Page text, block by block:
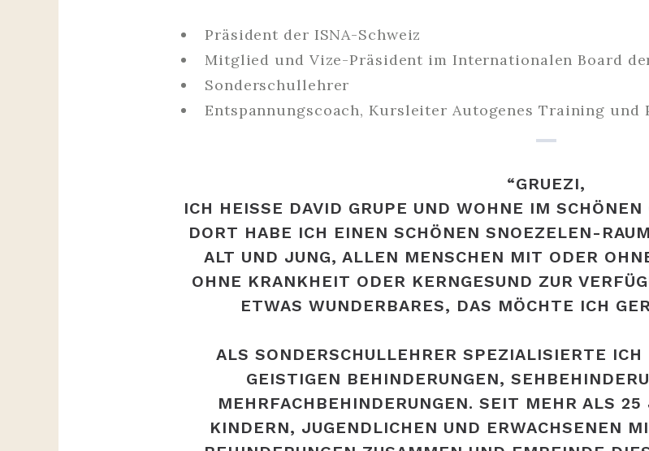
Präsident der ISNA-Schweiz
Mitglied und Vize-Präsident im Internationalen Board
Sonderschullehrer
Entspannungscoach, Kursleiter Autogenes Training und
“GRUEZI,
ICH HEISSE DAVID GRUPE UND WOHNE IM SCHÖNEN
ORT HABE ICH EINEN SCHÖNEN SNOEZELEN-RAUM,
T UND JUNG, ALLEN MENSCHEN MIT ODER OHNE
NE KRANKHEIT ODER KERNGESUND ZUR
WAS WUNDERBARES, DAS MÖCHTE ICH
ALS SONDERSCHULLEHRER SPEZIALISIERTE
GEISTIGEN BEHINDERUNGEN,
MEHRFACHBEHINDERUNGEN. SEIT MEHR ALS
KINDERN, JUGENDLICHEN UND ERWACHSENEN